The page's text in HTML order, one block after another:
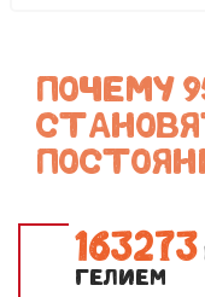
ПОЧЕМУ
163273
ГЕЛИЕМ